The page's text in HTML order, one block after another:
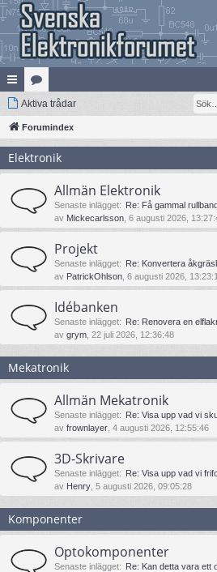
na
bb
lä
nk
ar
at
eg
ori
er
Aktiva trådar
Forumindex
Elektronik
Allmän Elektronik
Senaste inlägget: Re: Få gammal
av Mickecarlsson , 6 augusti 2026,
Projekt
Senaste inlägget: Re: Konvertera
av PatrickOhlson , 6 augusti 2026,
Idébanken
Senaste inlägget: Re: Renovera en
av grym , 22 juli 2026, 12:36:48
Mekatronik
Allmän Mekatronik
Senaste inlägget: Re: Visa upp vad vi
av frownlayer , 4 augusti 2026, 12:55:46
3D-Skrivare
Senaste inlägget: Re: Visa upp vad vi
av Henry , 5 augusti 2026, 09:05:28
Komponenter
Optokomponenter
Senaste inlägget: Re: Kan detta vara ett